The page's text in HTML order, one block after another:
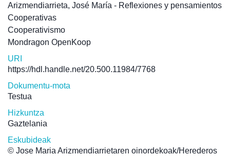
Arizmendiarrieta, José María - Reflexiones y pensamientos
Cooperativas
Cooperativismo
Mondragon OpenKoop
URI
https://hdl.handle.net/20.500.11984/7768
Dokumentu-mota
Testua
Hizkuntza
Gaztelania
Eskubideak
© Jose Maria Arizmendiarrietaren oinordekoak/Herederos